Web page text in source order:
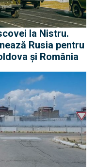
la Nistru.
Rusia pentru
și România